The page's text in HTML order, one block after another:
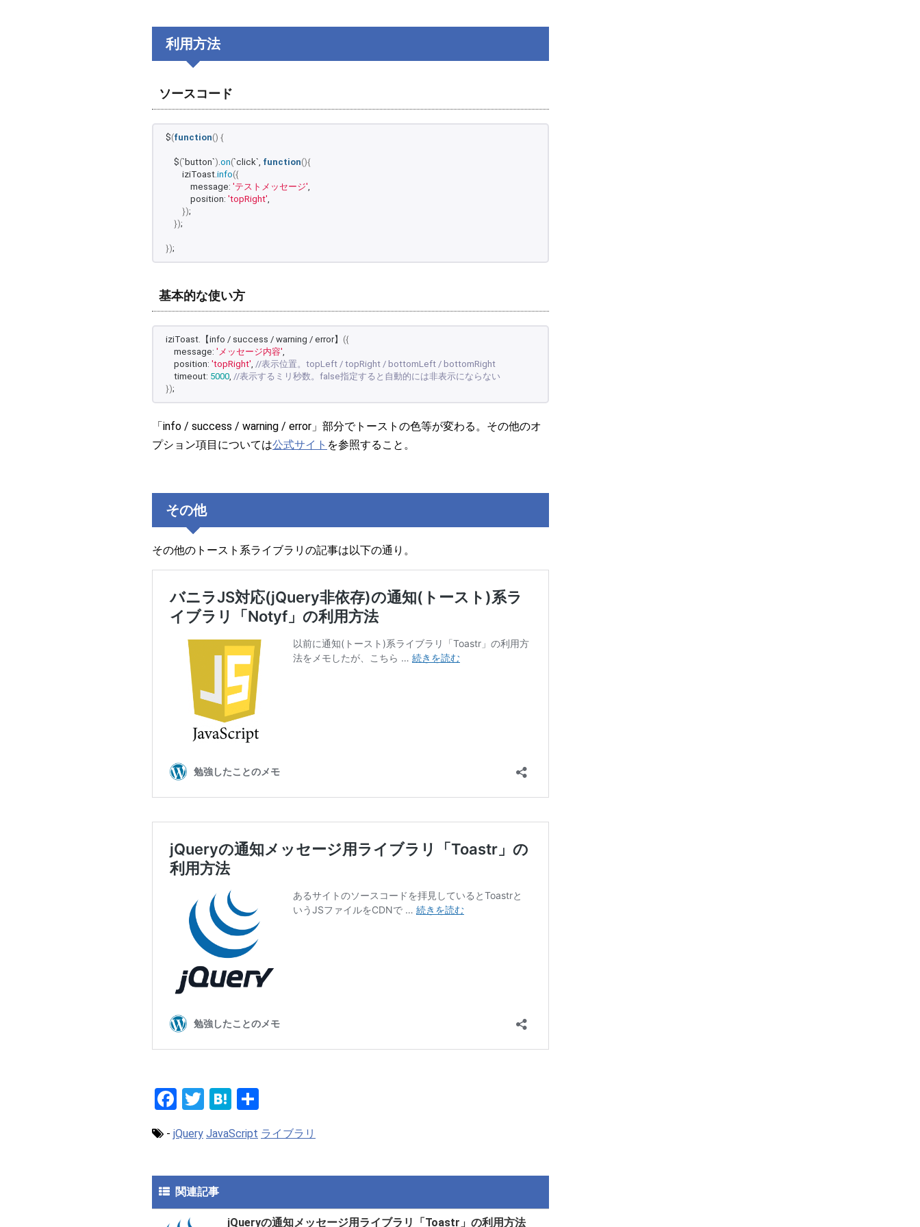
利用方法
ソースコード
$(function() {
    $
(`button`).on(`click`, function(){
        iziToast.
info({
            message:
'テストメッセージ',
            position:
'topRight',
});
});
});
基本的な使い方
iziToast.【info / success / warning / error】 ({
    message:
'メッセージ内容',
    position:
'topRight', //表示位置。topLeft / topRight / bottomLeft / bottomRight
    timeout:
5000, //表示するミリ秒数。false指定すると自動的には非表示にならない
});
「info / success / warning / error」部分でトーストの色等が変わる。その他のオ
プション項目については公式サイト を参照すること。
その他
その他のトースト系ライブラリの記事は以下の通り。
F
ce
o
o
T
tt
H
e
- jQuery JavaScript ライブラリ
関連記事
jQueryの通知メッセージ用ライブラリ「Toastr」の利用方法